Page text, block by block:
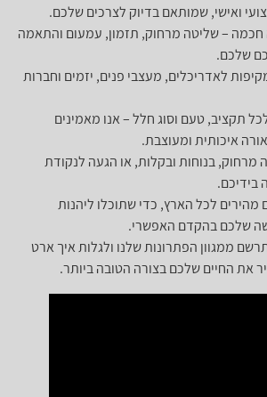
ואישי, שמותאם בדיוק לצרכים שלכם.
חכמה – שליטה מרחוק, תזמון, עמעום והתאמה
שלכם.
לאדריכלים, מעצבי פנים, יזמים וחברות
תקציב, טעם וסוג חלל – אנו מאמינים
איכותית ומעוצבת.
מרחוק, בנוחות ובקלות, או הגעה לנקודת
בידיכם.
מהירים לכל הארץ, כדי שתוכלו ליהנות
שלכם בהקדם האפשרי.
ממגוון הפתרונות שלנו ולגלות איך ארט
את החיים שלכם בצורה הטובה ביותר.